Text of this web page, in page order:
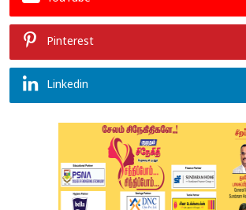
Pinterest
Linkedin